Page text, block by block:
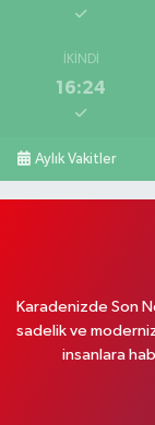
İKINDI
16:24
Aylık Vakitler
Karadenizde Son
sadelik ve
insanlara